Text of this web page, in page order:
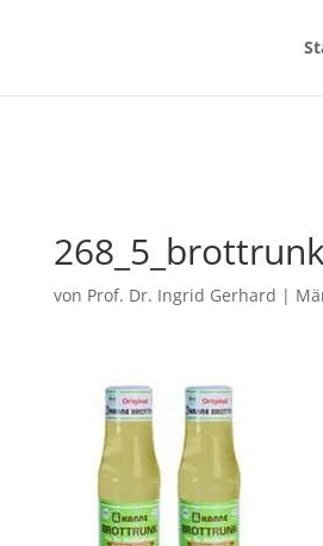
von Prof. Dr. Ingrid Gerhard |